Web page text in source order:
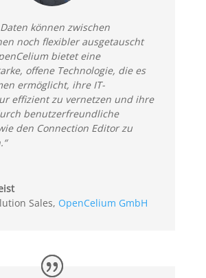
können zwischen
noch flexibler ausgetauscht
bietet eine
offene Technologie, die es
ermöglicht, ihre IT-
effizient zu vernetzen und ihre
benutzerfreundliche
den Connection Editor zu
Sales, OpenCelium GmbH